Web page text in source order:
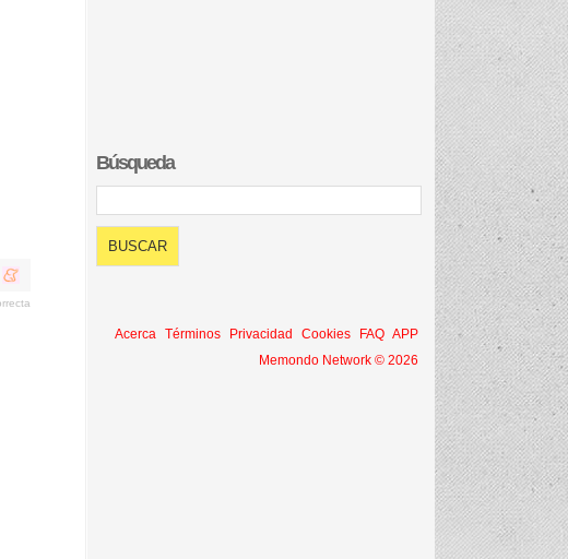
Compartir
meneame
Búsqueda
Acerca Términos Privacidad Cookies FAQ APP
Memondo Network © 2026